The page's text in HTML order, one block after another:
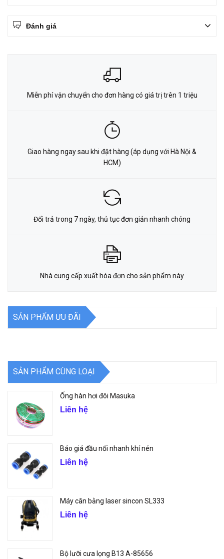
Đánh giá
Miễn phí vận chuyển cho đơn hàng có giá trị trên 1 triệu
Giao hàng ngay sau khi đặt hàng (áp dụng với Hà Nội &
HCM)
Đổi trả trong 7 ngày, thủ tục đơn giản nhanh chóng
Nhà cung cấp xuất hóa đơn cho sản phẩm này
SẢN PHẨM ƯU ĐÃI
SẢN PHẨM CÙNG LOẠI
Ống hàn hơi đôi Masuka
Liên hệ
Báo giá đầu nối nhanh khí nén
Liên hệ
Máy cân bằng laser sincon SL333
Liên hệ
Bộ lưỡi cưa lọng B13 A-85656